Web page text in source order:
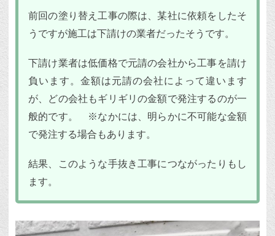
前回の塗り替え工事の際は、某社に依頼をしたそ
うですが施工は下請けの業者だったそうです。
下請け業者は低価格で元請の会社から工事を請け
負います。金額は元請の会社によって違います
が、どの会社もギリギリの金額で発注するのが一
般的です。 ※なかには、明らかに不可能な金額
で発注する場合もあります。
結果、このような手抜き工事につながったりもし
ます。